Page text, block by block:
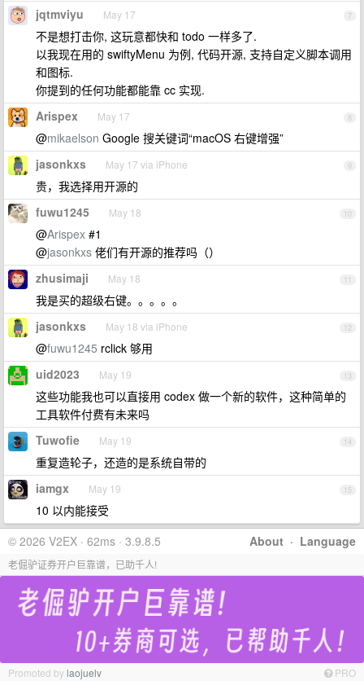
7
jqtmviyu May 17
不是想打击你, 这玩意都快和 todo 一样多了.
以我现在用的 swiftyMenu 为例, 代码开源, 支持自定义脚本调用
和图标.
你提到的任何功能都能靠 cc 实现.
8
Arispex May 17
@mikaelson Google 搜关键词“macOS 右键增强”
9
jasonkxs May 17 via iPhone
贵，我选择用开源的
10
fuwu1245 May 18
@Arispex #1
@jasonkxs 佬们有开源的推荐吗（）
11
zhusimaji May 18
我是买的超级右键。。。。。
12
jasonkxs May 18 via iPhone
@fuwu1245 rclick 够用
13
uid2023 May 19
这些功能我也可以直接用 codex 做一个新的软件，这种简单的
工具软件付费有未来吗
14
Tuwofie May 19
重复造轮子，还造的是系统自带的
15
iamgx May 19
10 以内能接受
About · Language
© 2026 V2EX · 62ms · 3.9.8.5
老倔驴证券开户巨靠谱，已助千人!
Promoted bylaojuelv PRO